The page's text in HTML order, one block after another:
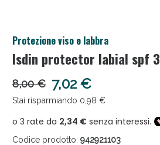
Protezione viso e labbra
Isdin protector labial spf
8,00 € 7,02 €
Stai risparmiando 0,98 €
Codice prodotto: 942921103
Anticellulite e Fanghi: Sconto